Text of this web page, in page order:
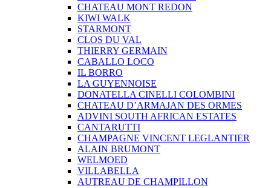
CHATEAU MONT REDON
KIWI WALK
STARMONT
CLOS DU VAL
THIERRY GERMAIN
CABALLO LOCO
IL BORRO
LA GUYENNOISE
DONATELLA CINELLI COLOMBINI
CHATEAU D’ARMAJAN DES ORMES
ADVINI SOUTH AFRICAN ESTATES
CANTARUTTI
CHAMPAGNE VINCENT LEGLANTIER
ALAIN BRUMONT
WELMOED
VILLABELLA
AUTREAU DE CHAMPILLON